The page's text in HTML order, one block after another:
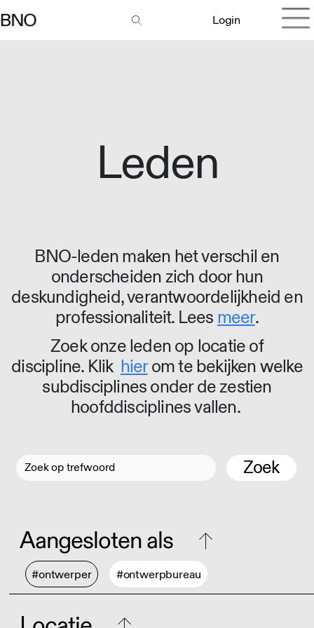
Login
Leden
BNO-leden maken het verschil en
onderscheiden zich door hun
deskundigheid, verantwoordelijkheid en
professionaliteit. Lees meer.
Zoek onze leden op locatie of
discipline. Klik hierom te bekijken welke
subdisciplines onder de zestien
hoofddisciplines vallen.
Zoek
Aangesloten als
#ontwerper #ontwerpbureau